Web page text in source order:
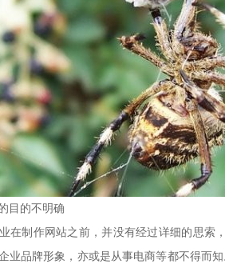
的不明确
制作网站之前，并没有经过详细的思索，
业品牌形象，亦或是从事电商等都不得而